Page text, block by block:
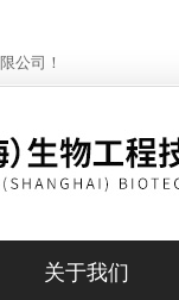
公司！
关于我们